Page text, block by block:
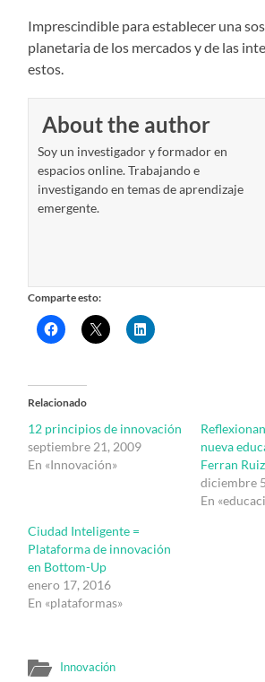
Imprescindible para establecer una
planetaria de los mercados y de las
estos.
About the author
Soy un investigador y formador en
espacios online. Trabajando e
investigando en temas de aprendizaje
emergente.
Comparte esto:
Relacionado
12 principios de innovación
septiembre 21, 2009
En «Innovación»
nueva
Ferran
diciembre
En
Ciudad Inteligente =
Plataforma de innovación
en Bottom-Up
enero 17, 2016
En «plataformas»
Innovación